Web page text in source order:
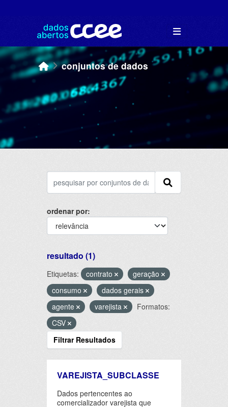
conjuntos de dados
ordenar por
resultado (1)
Etiquetas: contrato
geração
consumo
dados gerais
agente
varejista
Formatos:
CSV
Filtrar Resultados
VAREJISTA_SUBCLASSE
Dados pertencentes ao
comercializador varejista que